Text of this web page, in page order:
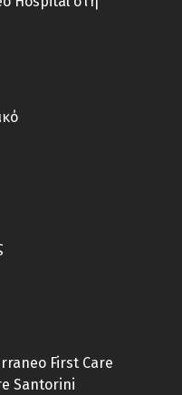
First Care
Santorini